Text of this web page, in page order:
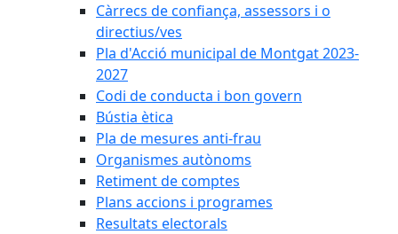
Càrrecs de confiança, assessors i o
directius/ves
Pla d'Acció municipal de Montgat 2023-
2027
Codi de conducta i bon govern
Bústia ètica
Pla de mesures anti-frau
Organismes autònoms
Retiment de comptes
Plans accions i programes
Resultats electorals